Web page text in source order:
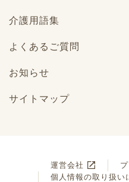
介護用語集
よくあるご質問
お知らせ
サイトマップ
運営会社
個人情報の取り扱い